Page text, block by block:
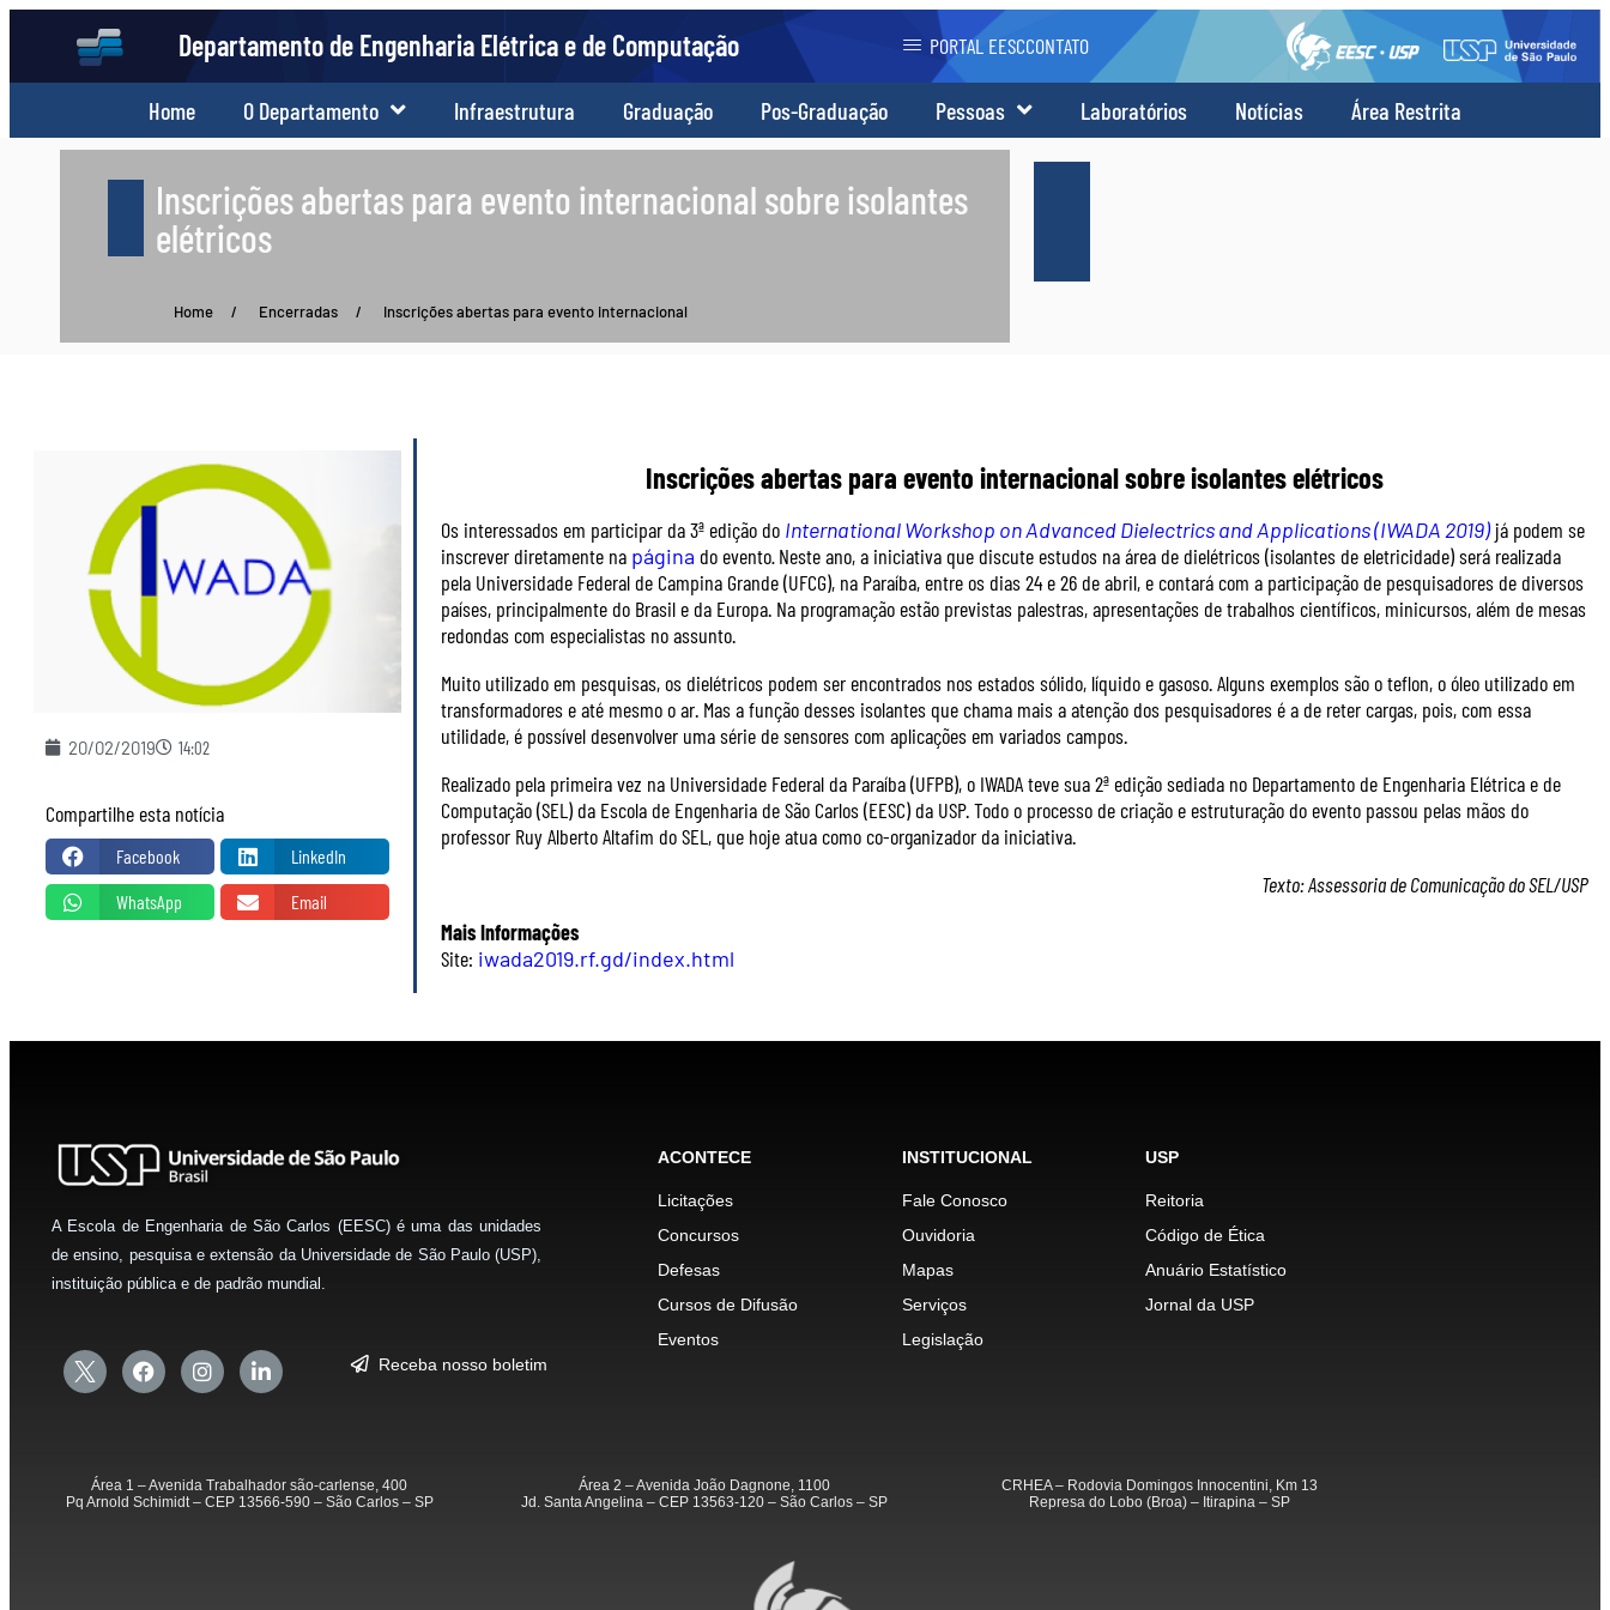
Departamento de Engenharia Elétrica e de Computação PORTAL EESCCONTATO
Home O Departamento Infraestrutura Graduação Pos-Graduação Pessoas Laboratórios Notícias Área Restrita
Inscrições abertas para evento internacional sobre isolantes
elétricos
Home / Encerradas / Inscrições abertas para evento internacional
20/02/2019 14:02
Compartilhe esta notícia
Facebook
LinkedIn
WhatsApp
Email
Inscrições abertas para evento internacional sobre isolantes elétricos
Os interessados em participar da 3ª edição do International Workshop on Advanced Dielectrics and Applications (IWADA 2019)já podem se
inscrever diretamente na página do evento.Neste ano, a iniciativa que discute estudos na área de dielétricos (isolantes de eletricidade) será realizada
pela Universidade Federal de Campina Grande (UFCG), na Paraíba, entre os dias 24 e 26 de abril, e contará com a participação de pesquisadores de diversos
países, principalmente do Brasil e da Europa. Na programação estão previstas palestras, apresentações de trabalhos científicos, minicursos, além de mesas
redondas com especialistas no assunto.
Muito utilizado em pesquisas, os dielétricos podem ser encontrados nos estados sólido, líquido e gasoso. Alguns exemplos são o teflon, o óleo utilizado em
transformadores e até mesmo o ar. Mas a função desses isolantes que chama mais a atenção dos pesquisadores é a de reter cargas, pois, com essa
utilidade, é possível desenvolver uma série de sensores com aplicações em variados campos.
Realizado pela primeira vez na Universidade Federal da Paraíba (UFPB), o IWADA teve sua 2ª edição sediada no Departamento de Engenharia Elétrica e de
Computação (SEL) da Escola de Engenharia de São Carlos (EESC) da USP. Todo o processo de criação e estruturação do evento passou pelas mãos do
professor Ruy Alberto Altafim do SEL, que hoje atua como co-organizador da iniciativa.
Texto: Assessoria de Comunicação do SEL/USP
Mais Informações
Site: iwada2019.rf.gd/index.html
A Escola de Engenharia de São Carlos (EESC) é uma das unidades
de ensino, pesquisa e extensão da Universidade de São Paulo (USP),
instituição pública e de padrão mundial.
Receba nosso boletim
ACONTECE
Licitações
Concursos
Defesas
Cursos de Difusão
Eventos
INSTITUCIONAL
Fale Conosco
Ouvidoria
Mapas
Serviços
Legislação
USP
Reitoria
Código de Ética
Anuário Estatístico
Jornal da USP
Área 1 – Avenida Trabalhador são-carlense, 400
Pq Arnold Schimidt – CEP 13566-590 – São Carlos – SP
Área 2 – Avenida João Dagnone, 1100
Jd. Santa Angelina – CEP 13563-120 – São Carlos – SP
CRHEA – Rodovia Domingos Innocentini, Km 13
Represa do Lobo (Broa) – Itirapina – SP